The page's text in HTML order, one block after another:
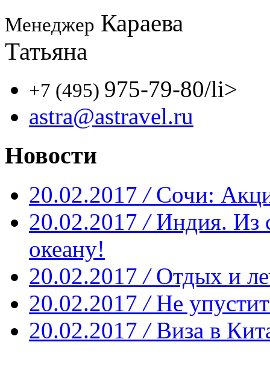
Менеджер Караева
Татьяна
+7 (495) 975-79-80/li>
astra@astravel.ru
Новости
20.02.2017 / Сочи:
20.02.2017 / Индия. Из
океану!
20.02.2017 / Отдых и
20.02.2017 / Не
20.02.2017 / Виза в